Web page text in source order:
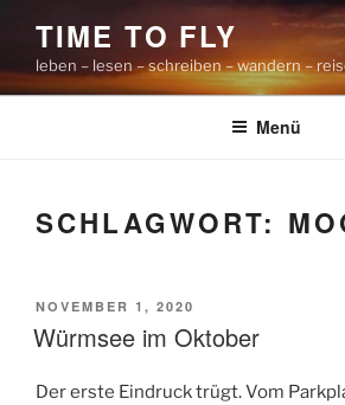
springen
TIME TO FLY
leben – lesen – schreiben – wandern –
Menü
SCHLAGWORT:
VERÖFFENTLICHT
AM
NOVEMBER 1, 2020
Würmsee im Oktober
Der erste Eindruck trügt. Vom